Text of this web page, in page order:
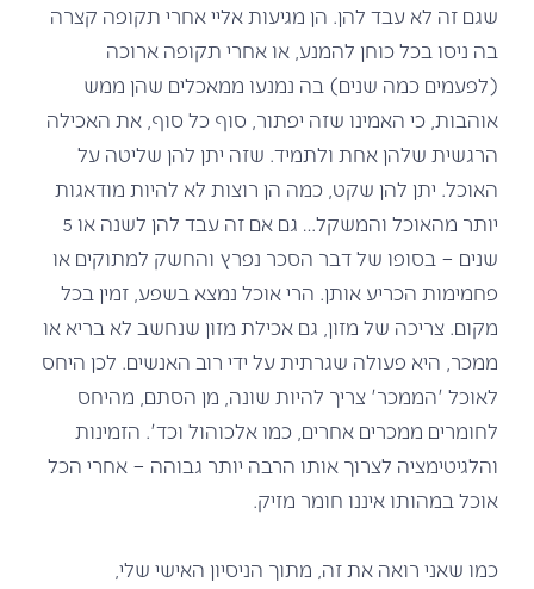
שגם זה לא עבד להן. הן מגיעות אליי אחרי תקופה קצרה
בה ניסו בכל כוחן להמנע, או אחרי תקופה ארוכה
(לפעמים כמה שנים) בה נמנעו ממאכלים שהן ממש
אוהבות, כי האמינו שזה יפתור, סוף כל סוף, את האכילה
הרגשית שלהן אחת ולתמיד. שזה יתן להן שליטה על
האוכל. יתן להן שקט, כמה הן רוצות לא להיות מודאגות
יותר מהאוכל והמשקל… גם אם זה עבד להן לשנה או 5
שנים – בסופו של דבר הסכר נפרץ והחשק למתוקים או
פחמימות הכריע אותן. הרי אוכל נמצא בשפע, זמין בכל
מקום. צריכה של מזון, גם אכילת מזון שנחשב לא בריא או
ממכר, היא פעולה שגרתית על ידי רוב האנשים. לכן היחס
לאוכל 'הממכר' צריך להיות שונה, מן הסתם, מהיחס
לחומרים ממכרים אחרים, כמו אלכוהול וכד'. הזמינות
והלגיטימציה לצרוך אותו הרבה יותר גבוהה – אחרי הכל
אוכל במהותו איננו חומר מזיק.
כמו שאני רואה את זה, מתוך הניסיון האישי שלי,